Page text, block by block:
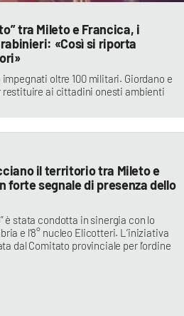
tra Mileto e Francica, i
«Così si riporta
oltre 100 militari. Giordano e
restituire ai cittadini onesti ambienti
il territorio tra Mileto e
forte segnale di presenza dello
è stata condotta in sinergia con lo
e l’8° nucleo Elicotteri. L’iniziativa
dal Comitato provinciale per l’ordine